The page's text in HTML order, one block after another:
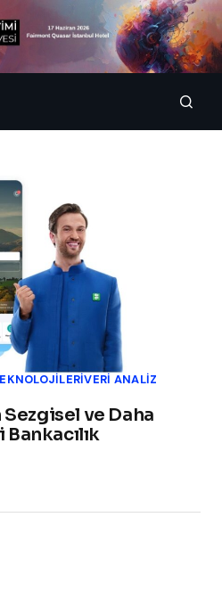
VERI ANALIZ
Sezgisel ve Daha